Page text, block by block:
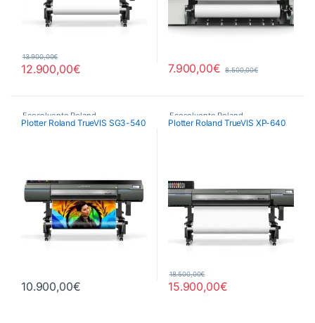
12.900,00€
13.900,00€
7.900,00€ 8.500,00€
Ecosolvente Roland
Plotter Roland TrueVIS SG3-540
10.900,00€
Ecosolvente Roland
Plotter Roland TrueVIS XP-640
15.900,00€
18.500,00€